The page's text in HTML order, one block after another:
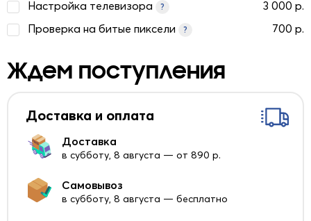
Настройка телевизора
?
3 000 р.
Проверка на битые пиксели
? 700 р.
Ждем поступления
Доставка и оплата
Доставка
в субботу, 8 августа — от 890 р.
Самовывоз
в субботу, 8 августа — бесплатно